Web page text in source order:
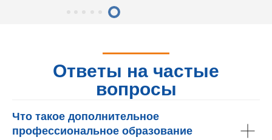
Ответы на частые
вопросы
Что такое дополнительное
профессиональное образование